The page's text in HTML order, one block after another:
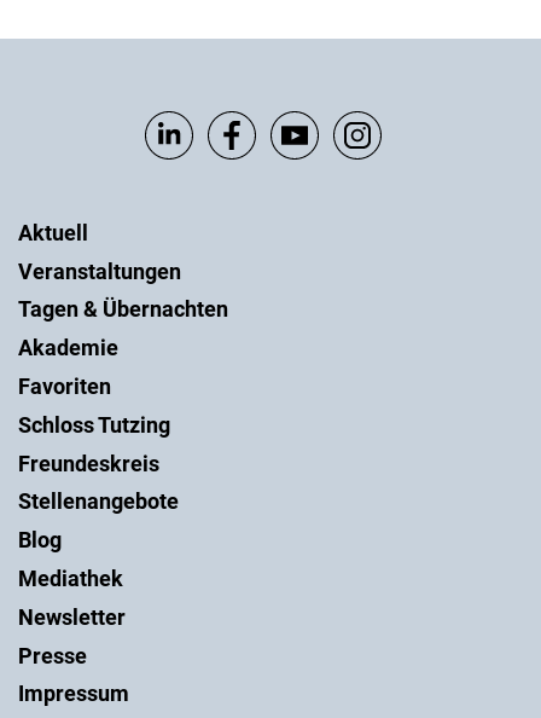
Aktuell
Veranstaltungen
Tagen & Übernachten
Akademie
Favoriten
Schloss Tutzing
Freundeskreis
Stellenangebote
Blog
Mediathek
Newsletter
Presse
Impressum